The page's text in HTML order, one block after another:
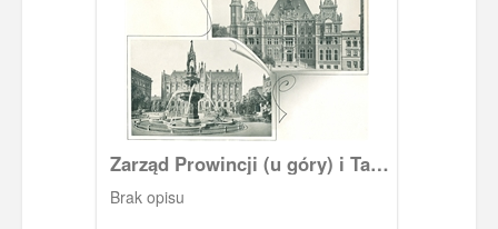
Zarząd Prowincji (u góry) i Targ
Maślany (u dołu)
Brak opisu